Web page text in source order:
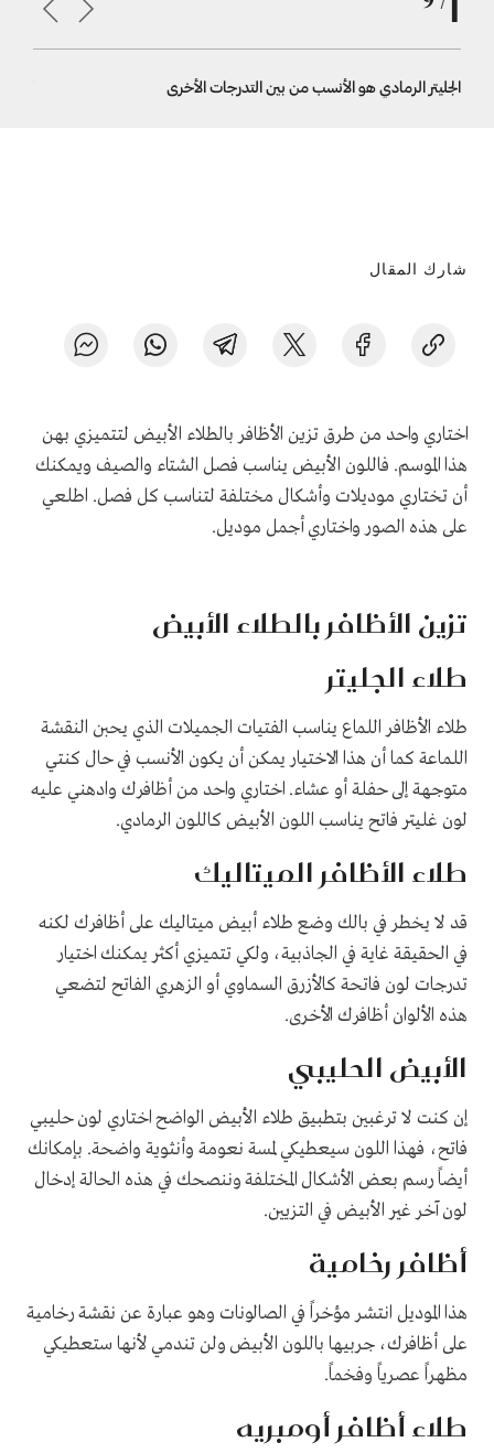
الجليتر الرمادي هو الأنسب من بين التدرجات الأخرى
شارك المقال
اختاري واحد من طرق تزين الأظافر بالطلاء الأبيض لتتميزي بهن
هذا الموسم. فاللون الأبيض يناسب فصل الشتاء والصيف ويمكنك
أن تختاري موديلات وأشكال مختلفة لتناسب كل فصل. اطلعي
على هذه الصور واختاري أجمل موديل.
تزين الأظافر بالطلاء الأبيض
طلاء الجليتر
طلاء الأظافر اللماع يناسب الفتيات الجميلات الذي يحبن النقشة
اللماعة كما أن هذا الاختيار يمكن أن يكون الأنسب في حال كنتي
متوجهة إلى حفلة أو عشاء. اختاري واحد من أظافرك وادهني عليه
لون غليتر فاتح يناسب اللون الأبيض كاللون الرمادي.
طلاء الأظافر الميتاليك
قد لا يخطر في بالك وضع طلاء أبيض ميتاليك على أظافرك لكنه
في الحقيقة غاية في الجاذبية، ولكي تتميزي أكثر يمكنك اختيار
تدرجات لون فاتحة كالأزرق السماوي أو الزهري الفاتح لتضعي
هذه الألوان أظافرك الأخرى.
الأبيض الحليبي
إن كنت لا ترغبين بتطبيق طلاء الأبيض الواضح اختاري لون حليبي
فاتح، فهذا اللون سيعطيكي لمسة نعومة وأنثوية واضحة. بإمكانك
أيضاً رسم بعض الأشكال المختلفة وننصحك في هذه الحالة إدخال
لون آخر غير الأبيض في التزيين.
أظافر رخامية
هذا الموديل انتشر مؤخراً في الصالونات وهو عبارة عن نقشة رخامية
على أظافرك، جربيها باللون الأبيض ولن تندمي لأنها ستعطيكي
مظهراً عصرياً وفخماً.
طلاء أظافر أومبريه